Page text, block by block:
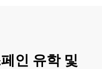
인 유학 및